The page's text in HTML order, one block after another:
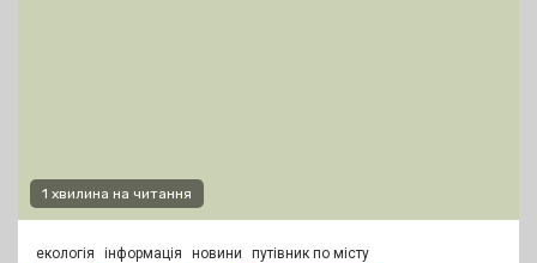
1 хвилина на читання
екологія інформація новини путівник по місту